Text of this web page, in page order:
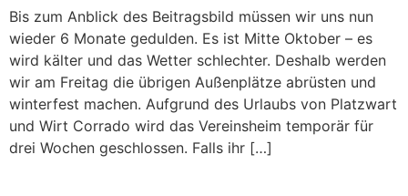
Bis zum Anblick des Beitragsbild müssen wir uns nun
wieder 6 Monate gedulden. Es ist Mitte Oktober – es
wird kälter und das Wetter schlechter. Deshalb werden
wir am Freitag die übrigen Außenplätze abrüsten und
winterfest machen. Aufgrund des Urlaubs von Platzwart
und Wirt Corrado wird das Vereinsheim temporär für
drei Wochen geschlossen. Falls ihr […]